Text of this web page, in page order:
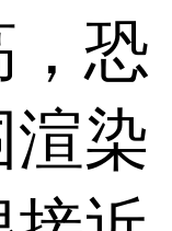
，恐
染